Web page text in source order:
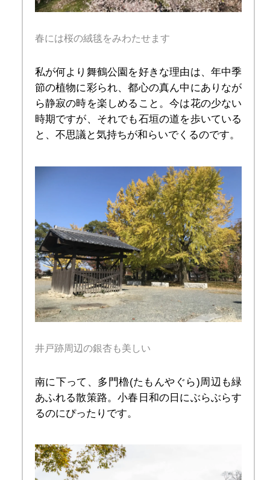
春には桜の絨毯をみわたせます
私が何より舞鶴公園を好きな理由は、年中季
節の植物に彩られ、都心の真ん中にありなが
ら静寂の時を楽しめること。今は花の少ない
時期ですが、それでも石垣の道を歩いている
と、不思議と気持ちが和らいでくるのです。
井戸跡周辺の銀杏も美しい
南に下って、多門櫓(たもんやぐら)周辺も緑
あふれる散策路。小春日和の日にぶらぶらす
るのにぴったりです。